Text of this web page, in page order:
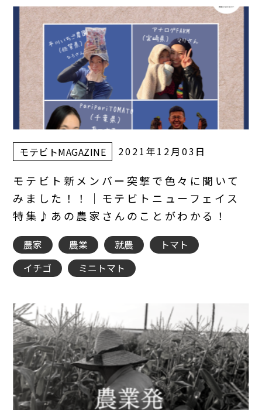
モテビトMAGAZINE 2021年12月03日
モテビト新メンバー突撃で色々に聞いて
みました！！｜モテビトニューフェイス
特集♪あの農家さんのことがわかる！
農家 農業 就農
トマト
イチゴ
ミニトマト